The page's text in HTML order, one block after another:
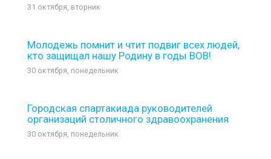
31 октября, вторник
Молодежь помнит и чтит подвиг всех людей,
кто защищал нашу Родину в годы ВОВ!
30 октября, понедельник
Городская спартакиада руководителей
организаций столичного здравоохранения
30 октября, понедельник